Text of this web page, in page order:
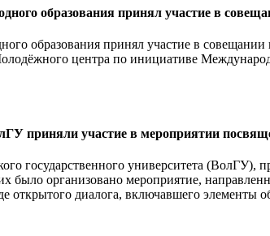
образования принял участие в
образования принял участие в
центра по инициативе
приняли участие в мероприятии
государственного университета
было организовано мероприятие,
открытого диалога, включавшего элементы